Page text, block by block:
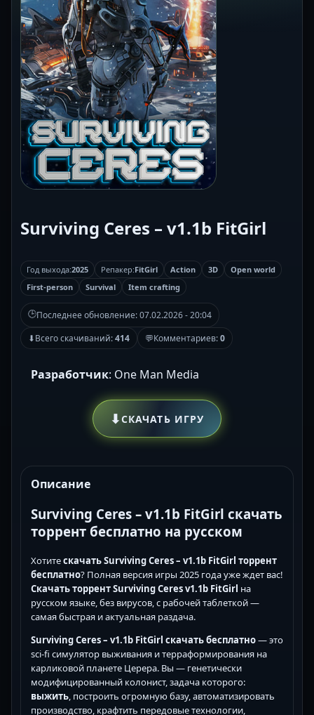
Surviving Ceres – v1.1b FitGirl
Год выхода:2025 Репакер:FitGirl Action 3D
Open world
First-person
Survival Item crafting
🕒Последнее обновление:07.02.2026 - 20:04
⬇Всего скачиваний:414 💬Комментариев:0
Разработчик: One Man Media
⬇СКАЧАТЬ ИГРУ
Описание
Surviving Ceres – v1.1b FitGirl скачать
торрент бесплатно на русском
Хотитескачать Surviving Ceres – v1.1b FitGirl торрент
бесплатно? Полная версия игры 2025 года уже ждет вас!
Скачать торрент Surviving Ceres v1.1b FitGirl на
русском языке, без вирусов, с рабочей таблеткой —
самая быстрая и актуальная раздача.
Surviving Ceres – v1.1b FitGirl скачать бесплатно— это
sci-fi симулятор выживания и терраформирования на
карликовой планете Церера. Вы — генетически
модифицированный колонист, задача которого:
выжить , построить огромную базу, автоматизировать
производство, крафтить передовые технологии,